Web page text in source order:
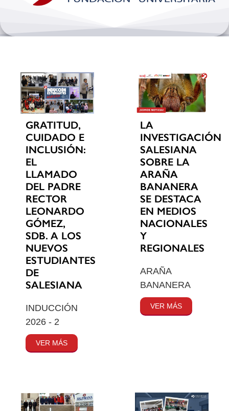
Investigación
Extension y desarrollo
GRATITUD,
CUIDADO E
INCLUSIÓN:
EL
LLAMADO
DEL PADRE
RECTOR
LEONARDO
GÓMEZ,
SDB. A LOS
NUEVOS
ESTUDIANTES
DE
SALESIANA
INDUCCIÓN
2026 - 2
VER MÁS
LA
INVESTIGACIÓN
SALESIANA
SOBRE LA
ARAÑA
BANANERA
SE DESTACA
EN MEDIOS
NACIONALES
Y
REGIONALES
ARAÑA
BANANERA
VER MÁS